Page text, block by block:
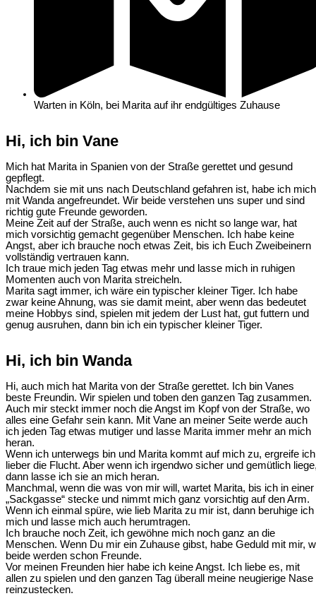
Warten in Köln, bei Marita auf ihr endgültiges Zuhause
Hi, ich bin Vane
Mich hat Marita in Spanien von der Straße gerettet und gesund
gepflegt.
Nachdem sie mit uns nach Deutschland gefahren ist, habe ich mich
mit Wanda angefreundet. Wir beide verstehen uns super und sind
richtig gute Freunde geworden.
Meine Zeit auf der Straße, auch wenn es nicht so lange war, hat
mich vorsichtig gemacht gegenüber Menschen. Ich habe keine
Angst, aber ich brauche noch etwas Zeit, bis ich Euch Zweibeinern
vollständig vertrauen kann.
Ich traue mich jeden Tag etwas mehr und lasse mich in ruhigen
Momenten auch von Marita streicheln.
Marita sagt immer, ich wäre ein typischer kleiner Tiger. Ich habe
zwar keine Ahnung, was sie damit meint, aber wenn das bedeutet
meine Hobbys sind, spielen mit jedem der Lust hat, gut futtern und
genug ausruhen, dann bin ich ein typischer kleiner Tiger.
Hi, ich bin Wanda
Hi, auch mich hat Marita von der Straße gerettet. Ich bin Vanes
beste Freundin. Wir spielen und toben den ganzen Tag zusammen.
Auch mir steckt immer noch die Angst im Kopf von der Straße, wo
alles eine Gefahr sein kann. Mit Vane an meiner Seite werde auch
ich jeden Tag etwas mutiger und lasse Marita immer mehr an mich
heran.
Wenn ich unterwegs bin und Marita kommt auf mich zu, ergreife ich
lieber die Flucht. Aber wenn ich irgendwo sicher und gemütlich
dann lasse ich sie an mich heran.
Manchmal, wenn die was von mir will, wartet Marita, bis ich in einer
„Sackgasse“ stecke und nimmt mich ganz vorsichtig auf den Arm.
Wenn ich einmal spüre, wie lieb Marita zu mir ist, dann beruhige ich
mich und lasse mich auch herumtragen.
Ich brauche noch Zeit, ich gewöhne mich noch ganz an die
Menschen. Wenn Du mir ein Zuhause gibst, habe Geduld mit mir,
beide werden schon Freunde.
Vor meinen Freunden hier habe ich keine Angst. Ich liebe es, mit
allen zu spielen und den ganzen Tag überall meine neugierige Nase
reinzustecken.